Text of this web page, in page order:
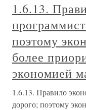
1.6.13.
поэтому
более
экономией
1.6.13. Правило
дорого; поэтому